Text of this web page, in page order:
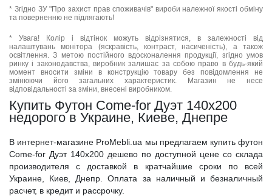
* Згідно ЗУ "Про захист прав споживачів" вироби належної якості обміну
та поверненню не підлягають!
* Увага! Колір і відтінок можуть відрізнятися, в залежності від
налаштувань монітора (яскравість, контраст, насиченість), а також
освітлення. З метою постійного вдосконалення продукції, згідно умов
ринку і законодавства, виробник залишає за собою право в будь-який
момент вносити зміни в конструкцію товару без повідомлення не
змінюючи його загальних характеристик. Магазин не несе
відповідальності за зміни, внесені виробником.
Купить Футон Come-for Дуэт 140x200
недорого в Украине, Киеве, Днепре
В интернет-магазине ProMebli.ua мы предлагаем купить футон
Come-for Дуэт 140x200 дешево по доступной цене со склада
производителя с доставкой в кратчайшие сроки по всей
Украине, Киев, Днепр. Оплата за наличный и безналичный
расчет, в кредит и рассрочку.